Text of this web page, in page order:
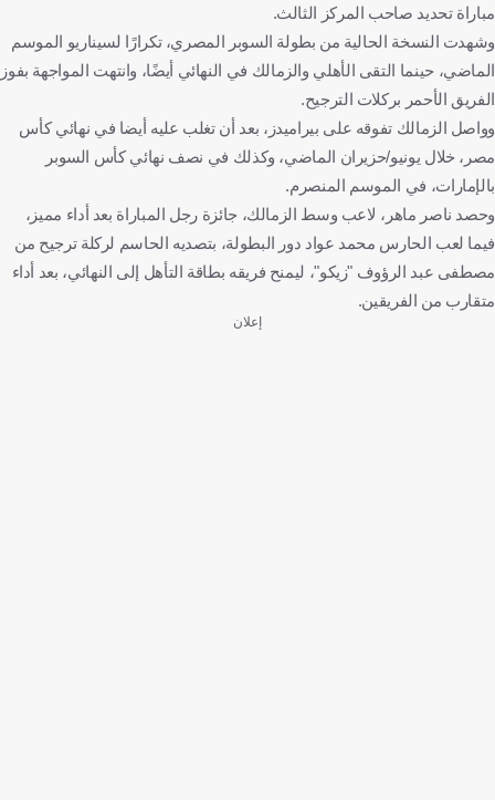
مباراة تحديد صاحب المركز الثالث.
وشهدت النسخة الحالية من بطولة السوبر المصري، تكرارًا لسيناريو الموسم
الماضي، حينما التقى الأهلي والزمالك في النهائي أيضًا، وانتهت المواجهة بفوز
الفريق الأحمر بركلات الترجيح.
وواصل الزمالك تفوقه على بيراميدز، بعد أن تغلب عليه أيضا في نهائي كأس
مصر، خلال يونيو/حزيران الماضي، وكذلك في نصف نهائي كأس السوبر
بالإمارات، في الموسم المنصرم.
وحصد ناصر ماهر، لاعب وسط الزمالك، جائزة رجل المباراة بعد أداء مميز،
فيما لعب الحارس محمد عواد دور البطولة، بتصديه الحاسم لركلة ترجيح من
مصطفى عبد الرؤوف "زيكو"، ليمنح فريقه بطاقة التأهل إلى النهائي، بعد أداء
متقارب من الفريقين.
إعلان